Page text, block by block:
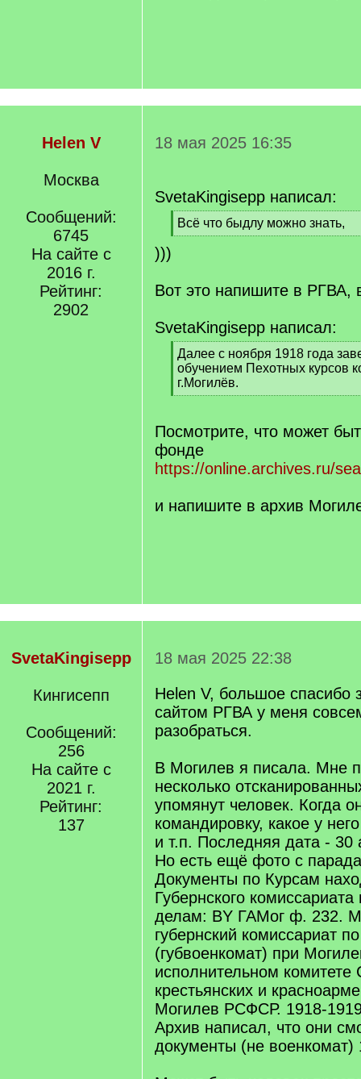
Helen V
Москва
Сообщений:
6745
На сайте с
2016 г.
Рейтинг:
2902
18 мая 2025 16:35
SvetaKingisepp написал:
[
q
Всё что быдлу можно знать,
[
)))
Вот это напишите в
SvetaKingisepp написал:
[
q
]
Далее с ноября 1918 года
обучением Пехотных курсов
г.Могилёв.
[
q
]
Посмотрите, что может
фонде
https://online.archives.ru/
и напишите в архив
SvetaKingisepp
Кингисепп
Сообщений:
256
На сайте с
2021 г.
Рейтинг:
137
18 мая 2025 22:38
Helen V, большое спасибо
сайтом РГВА у меня
разобраться.
В Могилев я писала. Мне
несколько
упомянут человек. Когда
командировку, какое у
и т.п. Последняя дата - 30
Но есть ещё фото с
Документы по Курсам
Губернского
делам: BY ГАМог ф. 232.
губернский комиссариат
(губвоенкомат) при
исполнительном комитете
крестьянских и
Могилев РСФСР. 1918-
Архив написал, что они
документы (не военкомат)